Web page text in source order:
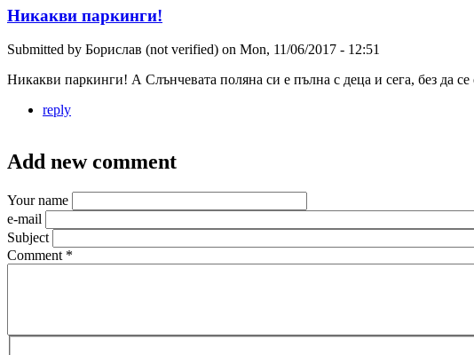
Никакви паркинги!
Submitted by Борислав (not verified) on Mon, 11/06/2017 - 12:51
Никакви паркинги! А Слънчевата поляна си е пълна с деца и сега, без да
reply
Add new comment
Your name
e-mail
Subject
Comment *